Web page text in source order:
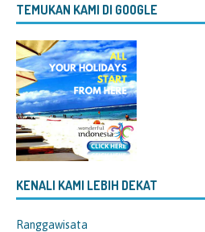
TEMUKAN KAMI DI GOOGLE
KENALI KAMI LEBIH DEKAT
Ranggawisata